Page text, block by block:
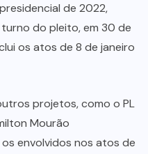
de 2022,
do pleito, em 30 de
os atos de 8 de janeiro
projetos, como o PL
Mourão
envolvidos nos atos de